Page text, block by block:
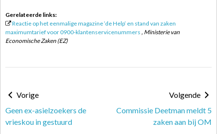
Gerelateerde links:
Reactie op het eenmalige magazine ‘de Help’ en stand van zaken
maximumtarief voor 0900-klantenservicenummers , Ministerie van
Economische Zaken (EZ)
Vorige
Geen ex-asielzoekers de
vrieskou in gestuurd
Volgende
Commissie Deetman meldt 5
zaken aan bij OM